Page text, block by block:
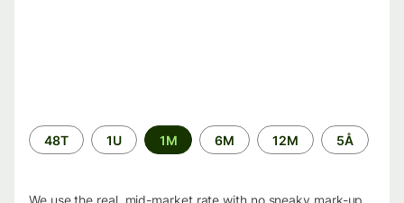
Time
period
48T 1U 1M 6M 12M 5Å